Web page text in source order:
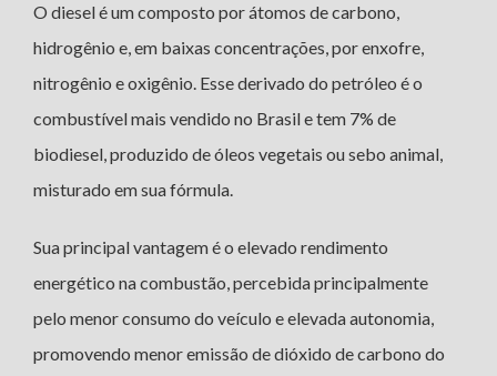
O diesel é um composto por átomos de carbono,
hidrogênio e, em baixas concentrações, por enxofre,
nitrogênio e oxigênio. Esse derivado do petróleo é o
combustível mais vendido no Brasil e tem 7% de
biodiesel, produzido de óleos vegetais ou sebo animal,
misturado em sua fórmula.
Sua principal vantagem é o elevado rendimento
energético na combustão, percebida principalmente
pelo menor consumo do veículo e elevada autonomia,
promovendo menor emissão de dióxido de carbono do